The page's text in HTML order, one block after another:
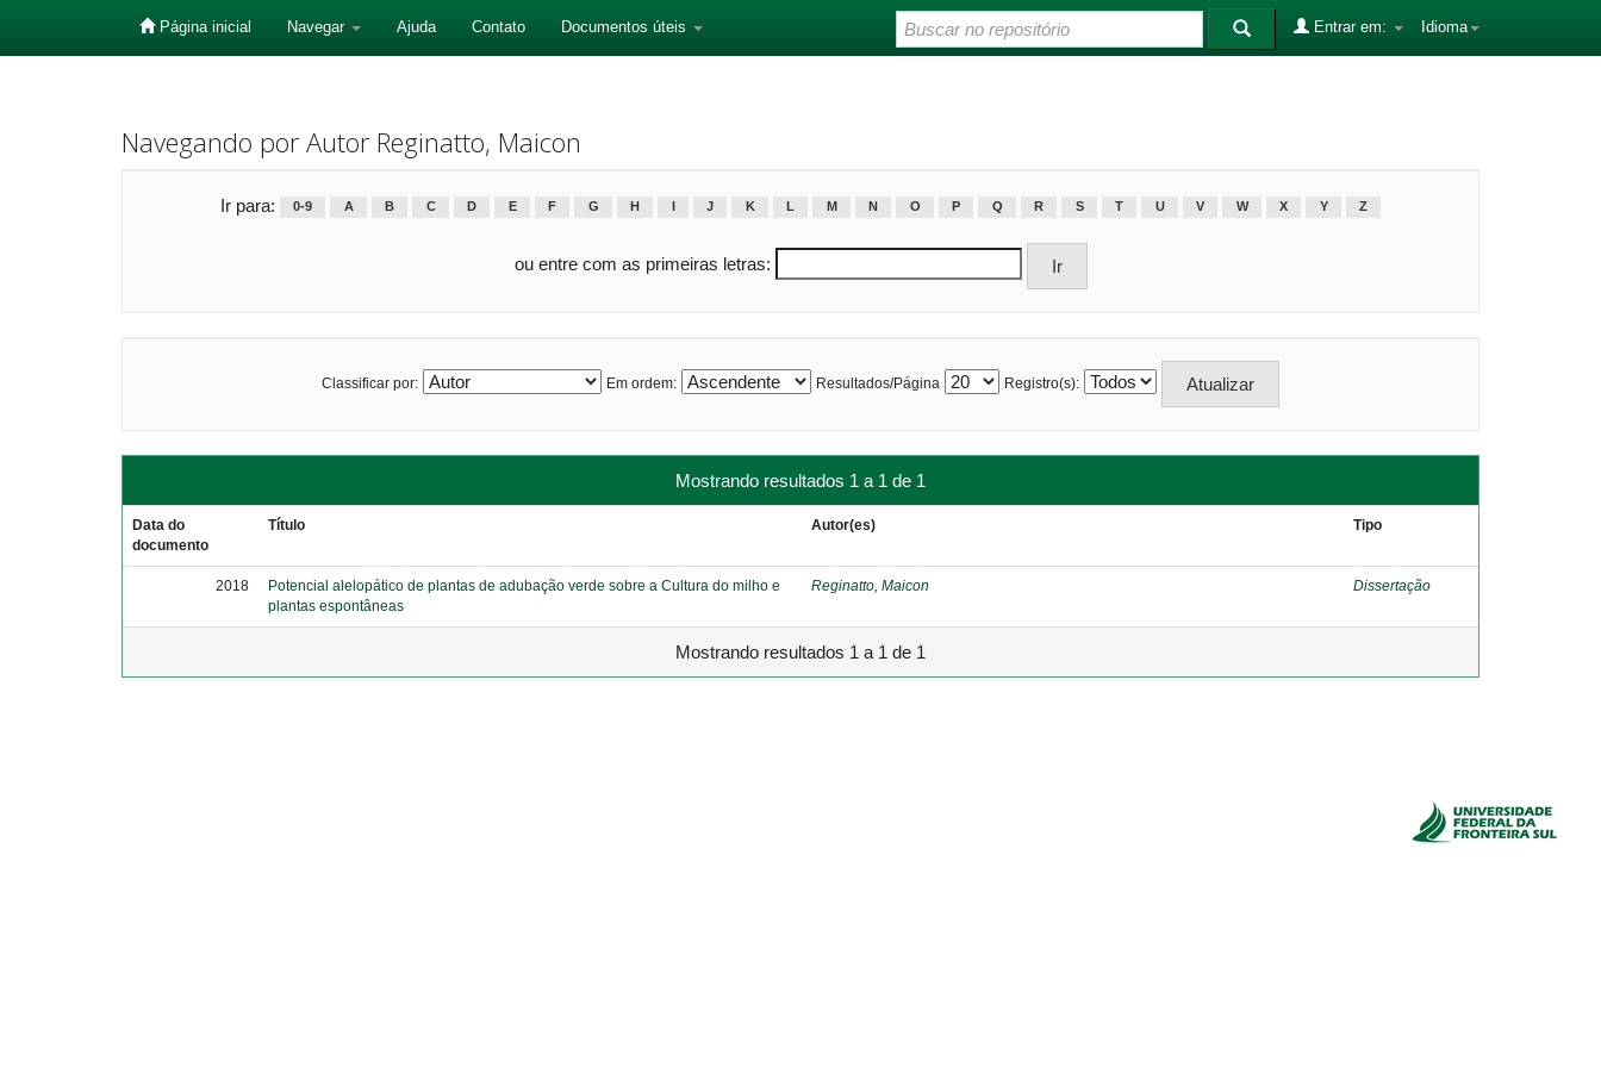
Página inicial Navegar Ajuda Contato Documentos úteis Idioma
Entrar em:
Navegando por Autor Reginatto, Maicon
Ir para: 0-9 A B C D E F G H J K L M N O P Q R S T U V W X Y Z
ou entre com as primeiras letras:
Classificar por: Em ordem: Resultados/Página Registro(s):
Mostrando resultados 1 a 1 de 1
Data do
documento
Título Autor(es) Tipo
2018
Potencial alelopático de plantas de adubação verde sobre a Cultura do milho e
plantas espontâneas
Reginatto, Maicon Dissertação
Mostrando resultados 1 a 1 de 1